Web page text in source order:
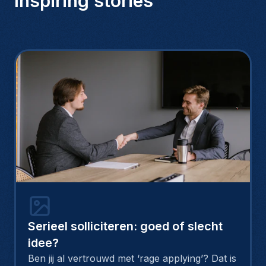
Serieel solliciteren: goed of slecht
idee?
Ben jij al vertrouwd met ‘rage applying’? Dat is